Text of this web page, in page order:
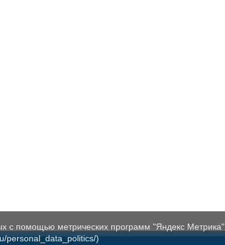
с помощью метрических программ "Яндекс Метрика",
personal_data_politics/)